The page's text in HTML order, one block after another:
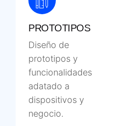
PROTOTIPOS
Diseño de
prototipos y
funcionalidades
adatado a
dispositivos y
negocio.